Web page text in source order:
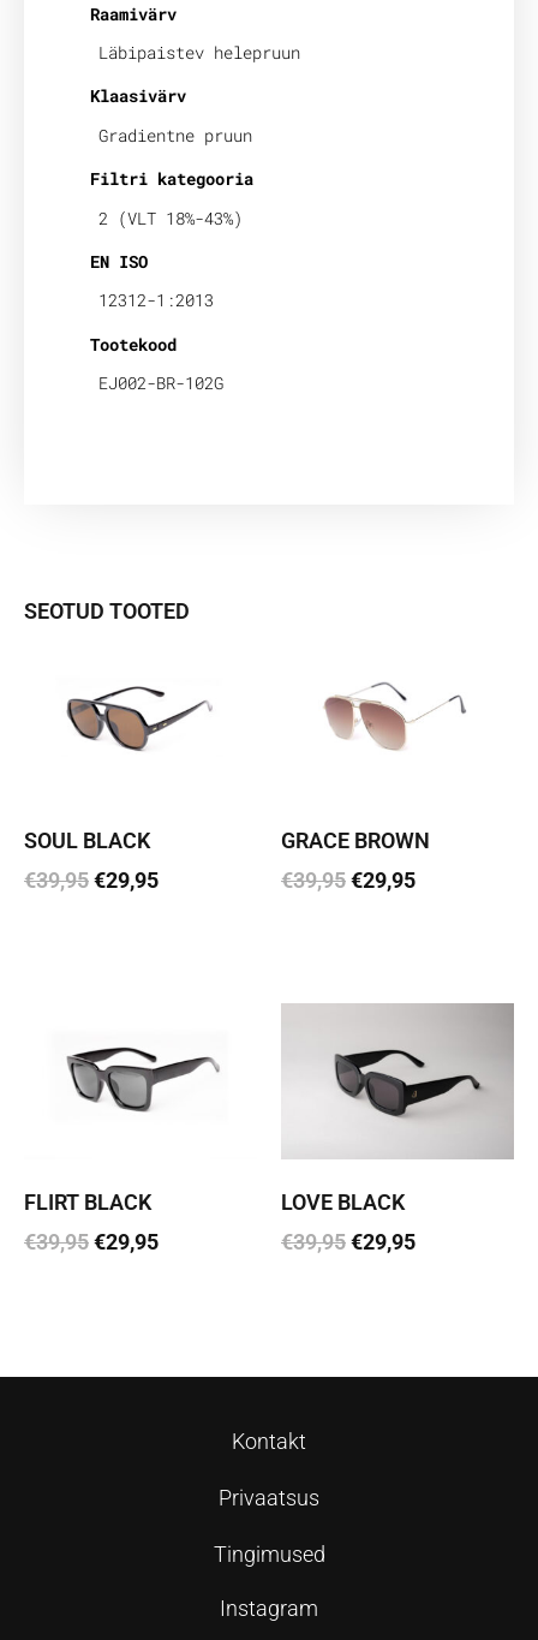
Raamivärv
Läbipaistev helepruun
Klaasivärv
Gradientne pruun
Filtri kategooria
2 (VLT 18%-43%)
EN ISO
12312-1:2013
Tootekood
EJ002-BR-102G
SEOTUD TOOTED
SOUL BLACK
€39,95€29,95
GRACE BROWN
€39,95€29,95
FLIRT BLACK
€39,95€29,95
LOVE BLACK
€39,95€29,95
Kontakt
Privaatsus
Tingimused
Instagram